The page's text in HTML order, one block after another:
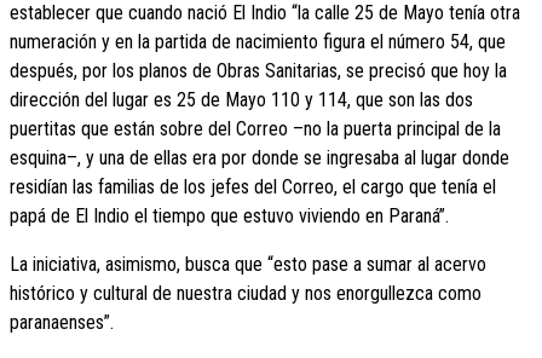
establecer que cuando nació El Indio “la calle 25 de Mayo tenía otra
numeración y en la partida de nacimiento figura el número 54, que
después, por los planos de Obras Sanitarias, se precisó que hoy la
dirección del lugar es 25 de Mayo 110 y 114, que son las dos
puertitas que están sobre del Correo –no la puerta principal de la
esquina–, y una de ellas era por donde se ingresaba al lugar donde
residían las familias de los jefes del Correo, el cargo que tenía el
papá de El Indio el tiempo que estuvo viviendo en Paraná”.
La iniciativa, asimismo, busca que “esto pase a sumar al acervo
histórico y cultural de nuestra ciudad y nos enorgullezca como
paranaenses”.